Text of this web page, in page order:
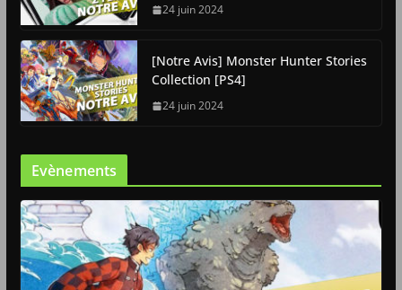
24 juin 2024
[Notre Avis] Monster Hunter Stories
Collection [PS4]
24 juin 2024
Evènements